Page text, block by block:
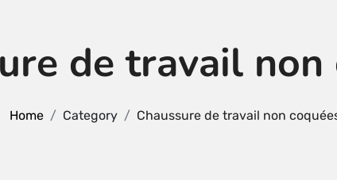
de travail non
Home Category Chaussure de travail non